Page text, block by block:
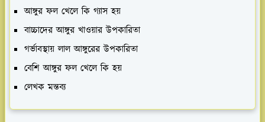
আঙ্গুর ফল খেলে কি গ্যাস হয়
বাচ্চাদের আঙ্গুর খাওয়ার উপকারিতা
গর্ভাবস্থায় লাল আঙ্গুরের উপকারিতা
বেশি আঙ্গুর ফল খেলে কি হয়
লেখক মন্তব্য